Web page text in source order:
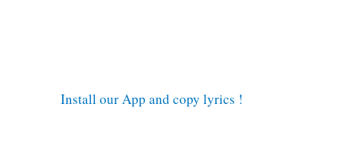
Install our App and copy lyrics !